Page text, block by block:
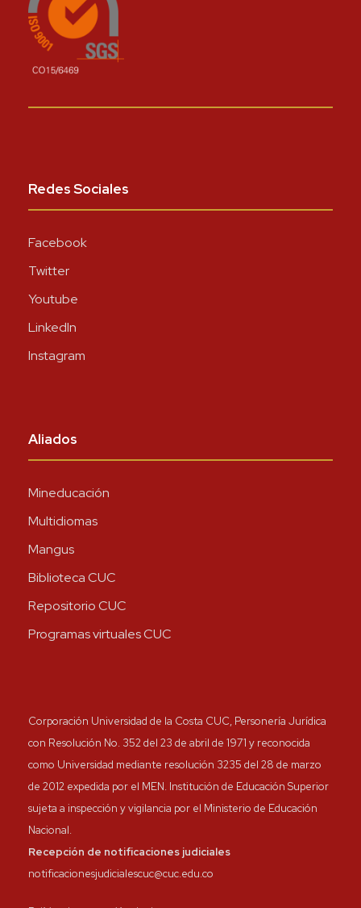
Redes Sociales
Facebook
Twitter
Youtube
LinkedIn
Instagram
Aliados
Mineducación
Multidiomas
Mangus
Biblioteca CUC
Repositorio CUC
Programas virtuales CUC
Corporación Universidad de la Costa CUC, Personería Jurídica
con Resolución No. 352 del 23 de abril de 1971 y reconocida
como Universidad mediante resolución 3235 del 28 de marzo
de 2012 expedida por el MEN. Institución de Educación Superior
sujeta a inspección y vigilancia por el Ministerio de Educación
Nacional.
Recepción de notificaciones judiciales
notificacionesjudicialescuc@cuc.edu.co